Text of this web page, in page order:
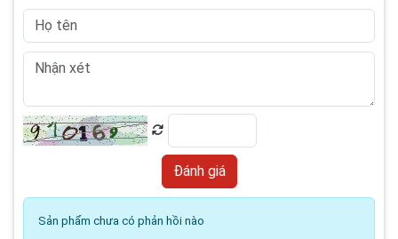
Sản phẩm chưa có phản hồi nào